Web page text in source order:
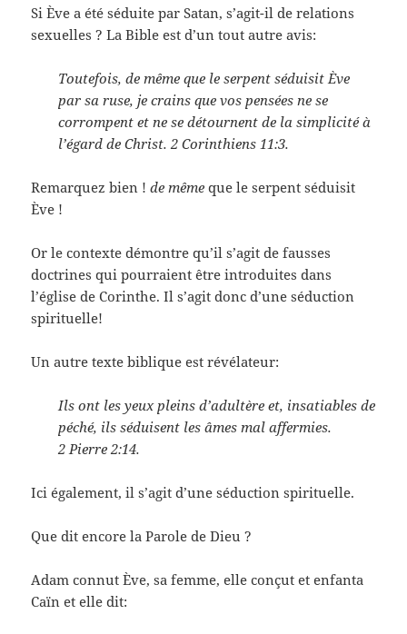
Si Ève a été séduite par Satan, s’agit-il de relations
sexuelles ? La Bible est d’un tout autre avis:
Toutefois, de même que le serpent séduisit Ève
par sa ruse, je crains que vos pensées ne se
corrompent et ne se détournent de la simplicité à
l’égard de Christ. 2 Corinthiens 11:3.
Remarquez bien !de même que le serpent séduisit
Ève !
Or le contexte démontre qu’il s’agit de fausses
doctrines qui pourraient être introduites dans
l’église de Corinthe. Il s’agit donc d’une séduction
spirituelle!
Un autre texte biblique est révélateur:
Ils ont les yeux pleins d’adultère et, insatiables de
péché, ils séduisent les âmes mal affermies.
2 Pierre 2:14.
Ici également, il s’agit d’une séduction spirituelle.
Que dit encore la Parole de Dieu ?
Adam connut Ève, sa femme, elle conçut et enfanta
Caïn et elle dit: